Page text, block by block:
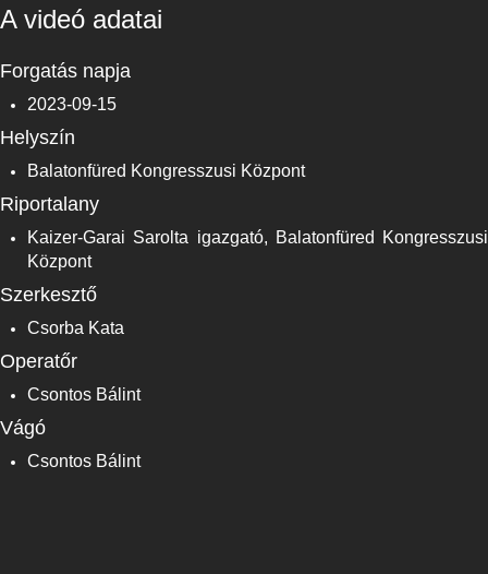
A videó adatai
Forgatás napja
2023-09-15
Helyszín
Balatonfüred Kongresszusi Központ
Riportalany
Kaizer-Garai Sarolta igazgató, Balatonfüred Kongresszusi
Központ
Szerkesztő
Csorba Kata
Operatőr
Csontos Bálint
Vágó
Csontos Bálint